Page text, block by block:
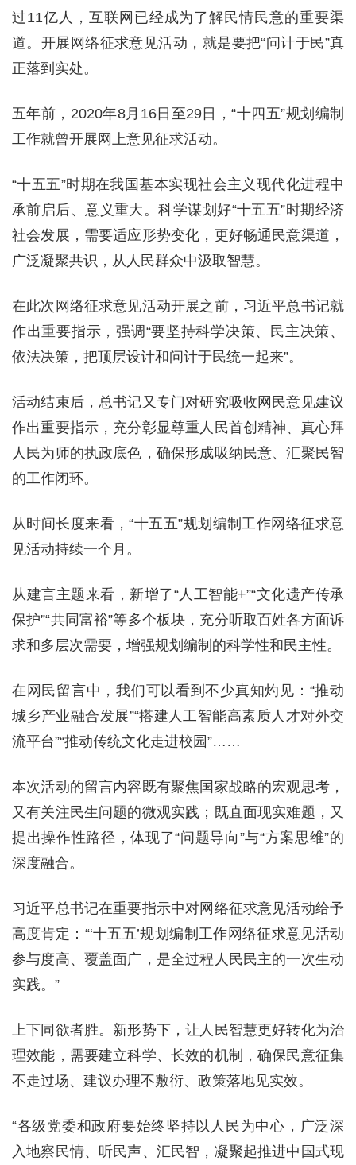
过11亿人，互联网已经成为了解民情民意的重要渠
道。开展网络征求意见活动，就是要把“问计于民”真
正落到实处。
五年前，2020年8月16日至29日，“十四五”规划编制
工作就曾开展网上意见征求活动。
“十五五”时期在我国基本实现社会主义现代化进程中
承前启后、意义重大。科学谋划好“十五五”时期经济
社会发展，需要适应形势变化，更好畅通民意渠道，
广泛凝聚共识，从人民群众中汲取智慧。
在此次网络征求意见活动开展之前，习近平总书记就
作出重要指示，强调“要坚持科学决策、民主决策、
依法决策，把顶层设计和问计于民统一起来”。
活动结束后，总书记又专门对研究吸收网民意见建议
作出重要指示，充分彰显尊重人民首创精神、真心拜
人民为师的执政底色，确保形成吸纳民意、汇聚民智
的工作闭环。
从时间长度来看，“十五五”规划编制工作网络征求意
见活动持续一个月。
从建言主题来看，新增了“人工智能+”“文化遗产传承
保护”“共同富裕”等多个板块，充分听取百姓各方面诉
求和多层次需要，增强规划编制的科学性和民主性。
在网民留言中，我们可以看到不少真知灼见：“推动
城乡产业融合发展”“搭建人工智能高素质人才对外交
流平台”“推动传统文化走进校园”……
本次活动的留言内容既有聚焦国家战略的宏观思考，
又有关注民生问题的微观实践；既直面现实难题，又
提出操作性路径，体现了“问题导向”与“方案思维”的
深度融合。
习近平总书记在重要指示中对网络征求意见活动给予
高度肯定：“‘十五五’规划编制工作网络征求意见活动
参与度高、覆盖面广，是全过程人民民主的一次生动
实践。”
上下同欲者胜。新形势下，让人民智慧更好转化为治
理效能，需要建立科学、长效的机制，确保民意征集
不走过场、建议办理不敷衍、政策落地见实效。
“各级党委和政府要始终坚持以人民为中心，广泛深
入地察民情、听民声、汇民智，凝聚起推进中国式现